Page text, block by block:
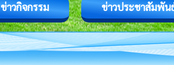
ข่าวกิจกรรม ข่าวประชาสัมพัน